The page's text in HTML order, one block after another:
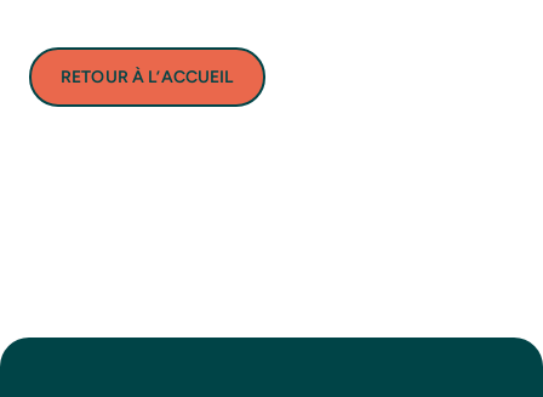
RETOUR À L’ACCUEIL